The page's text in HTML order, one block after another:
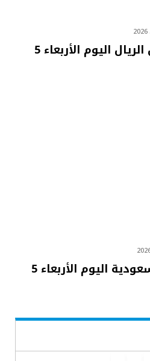
أسعار العملات مقابل الريال اليوم الأربعاء 5
أسعار الذهب في السعودية اليوم الأربعاء 5